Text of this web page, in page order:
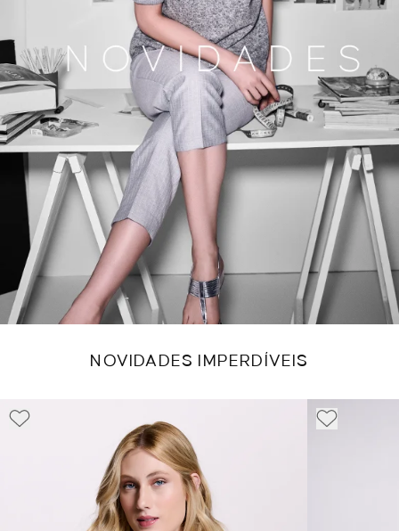
NOVIDADES IMPERDÍVEIS